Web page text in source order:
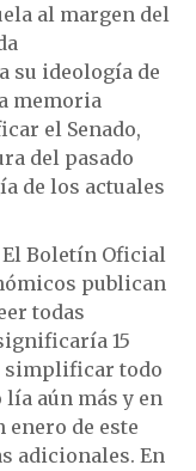
al margen del
su ideología de
memoria
el Senado,
del pasado
de los actuales
El Boletín Oficial
publican
todas
15
simplificar todo
aún más y en
de este
adicionales. En